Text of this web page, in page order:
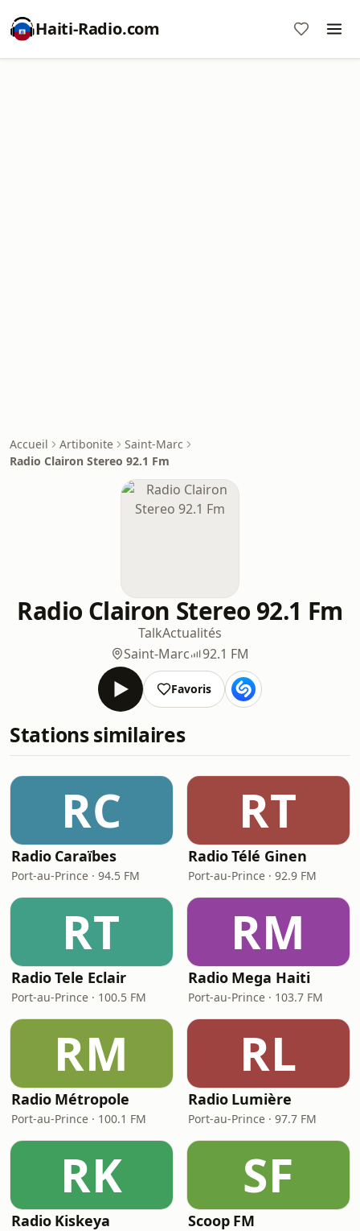
Haiti-Radio.com
Accueil Artibonite
Saint-Marc
Radio Clairon Stereo 92.1 Fm
Radio Clairon Stereo 92.1 Fm
TalkActualités
Saint-Marc
92.1 FM
Favoris
Stations similaires
RC
Radio Caraïbes
Port-au-Prince · 94.5 FM
RT
Radio Télé Ginen
Port-au-Prince · 92.9 FM
RT
Radio Tele Eclair
Port-au-Prince · 100.5 FM
RM
Radio Mega Haiti
Port-au-Prince · 103.7 FM
RM
Radio Métropole
Port-au-Prince · 100.1 FM
RL
Radio Lumière
Port-au-Prince · 97.7 FM
RK
Radio Kiskeya
SF
Scoop FM